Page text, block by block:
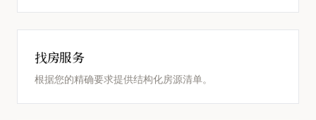
找房服务
根据您的精确要求提供结构化房源清单。